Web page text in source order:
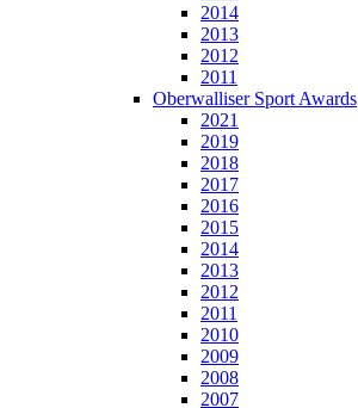
2014
2013
2012
2011
Oberwalliser Sport Awards
2021
2019
2018
2017
2016
2015
2014
2013
2012
2011
2010
2009
2008
2007